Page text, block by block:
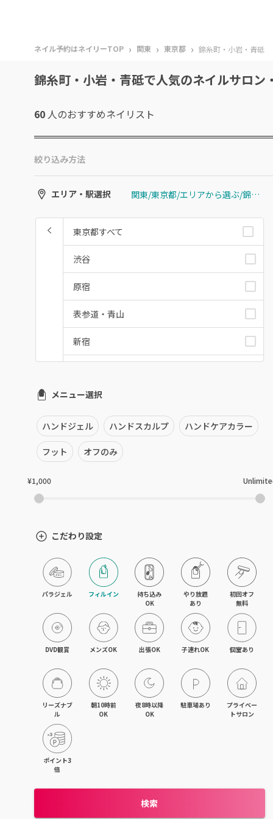
ネイル予約はネイリーTOP › 関東 › 東京都 › 錦糸町・小岩・青砥
錦糸町・小岩・青砥で人気のネイルサロン
60 人のおすすめネイリスト
絞り込み方法
エリア・駅選択 関東/東京都/エリアから選ぶ/錦糸町・小岩・青砥
東京都すべて
渋谷
原宿
表参道・青山
新宿
銀座・新橋・有楽町
恵比寿・代官山・中目黒
自由が丘・学芸大学
下北沢・代々木上原
目黒・戸越・武蔵小山
北千住・町屋・亀有
錦糸町・小岩・青砥
吉祥寺・荻窪・三鷹
立川・国立・国分寺
八王子・日野・昭島
日暮里・駒込・千駄木
メニュー選択
ハンドジェル ハンドスカルプ ハンドケアカラー
フット オフのみ
¥1,000
こだわり設定
パラジェル フィルイン
持ち込み
OK
やり放題
あり
初回オフ
無料
DVD観賞 メンズOK 出張OK 子連れOK 個室あり
リーズナブ
ル
朝10時前
OK
夜8時以降
OK
駐車場あり
プライベー
トサロン
ポイント3
倍
検索